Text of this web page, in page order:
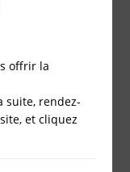
offrir la
suite, rendez-
et cliquez